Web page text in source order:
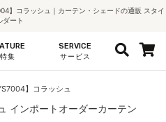
】コラッシュ｜カーテン・シェードの通販 スタイ
ダート
特集
SERVICE
サービス
】コラッシュ
インポートオーダーカーテン